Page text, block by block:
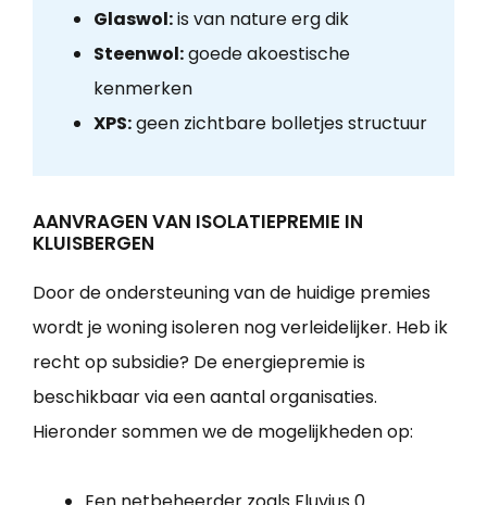
Glaswol:is van nature erg dik
Steenwol:goede akoestische
kenmerken
XPS:geen zichtbare bolletjes structuur
AANVRAGEN VAN ISOLATIEPREMIE IN
KLUISBERGEN
Door de ondersteuning van de huidige premies
wordt je woning isoleren nog verleidelijker. Heb ik
recht op subsidie? De energiepremie is
beschikbaar via een aantal organisaties.
Hieronder sommen we de mogelijkheden op: